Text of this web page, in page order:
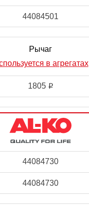
44084501
Рычаг
в агрегатах
1805 i
44084730
44084730